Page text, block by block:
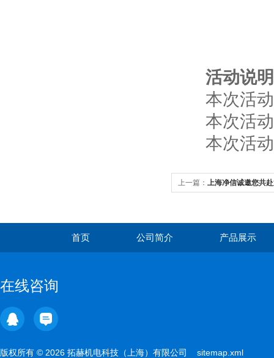
活动说明
本次活动
本次活动
本次活动
上一篇： 上海净信诚邀您共
首页 公司简介 产品展示
在线咨询
版权所有 © 2026 拓赫机电科技（上海）有限公司 sitemap.xml